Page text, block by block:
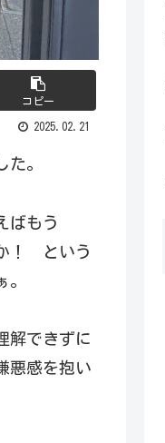
コピー
2025.02.21
。
ばもう
！ という
解できずに
悪感を抱い